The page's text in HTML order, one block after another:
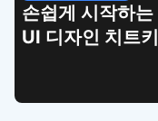
손쉽게 시작하는
UI 디자인 치트키